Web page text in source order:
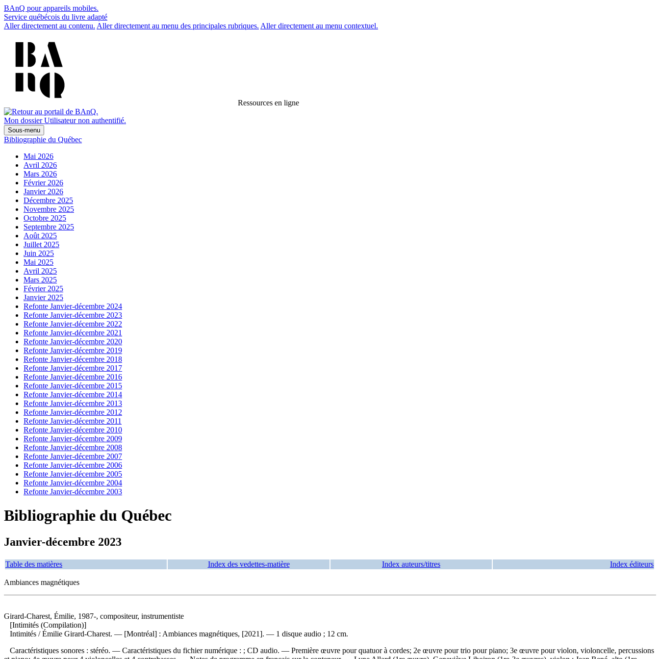
BAnQ pour appareils mobiles.
Service québécois du livre adapté
Aller directement au contenu. Aller directement au menu des principales rubriques. Aller directement au menu contextuel.
Ressources en ligne
Mon dossier Utilisateur non authentifié.
Sous-menu
Bibliographie du Québec
Mai 2026
Avril 2026
Mars 2026
Février 2026
Janvier 2026
Décembre 2025
Novembre 2025
Octobre 2025
Septembre 2025
Août 2025
Juillet 2025
Juin 2025
Mai 2025
Avril 2025
Mars 2025
Février 2025
Janvier 2025
Refonte Janvier-décembre 2024
Refonte Janvier-décembre 2023
Refonte Janvier-décembre 2022
Refonte Janvier-décembre 2021
Refonte Janvier-décembre 2020
Refonte Janvier-décembre 2019
Refonte Janvier-décembre 2018
Refonte Janvier-décembre 2017
Refonte Janvier-décembre 2016
Refonte Janvier-décembre 2015
Refonte Janvier-décembre 2014
Refonte Janvier-décembre 2013
Refonte Janvier-décembre 2012
Refonte Janvier-décembre 2011
Refonte Janvier-décembre 2010
Refonte Janvier-décembre 2009
Refonte Janvier-décembre 2008
Refonte Janvier-décembre 2007
Refonte Janvier-décembre 2006
Refonte Janvier-décembre 2005
Refonte Janvier-décembre 2004
Refonte Janvier-décembre 2003
Bibliographie du Québec
Janvier-décembre 2023
Table des matières Index des vedettes-matière Index auteurs/titres Index éditeurs
Ambiances magnétiques
Girard-Charest, Émilie, 1987-, compositeur, instrumentiste
[Intimités (Compilation)]
Intimités / Émilie Girard-Charest. — [Montréal] : Ambiances magnétiques, [2021]. — 1 disque audio ; 12 cm.
Caractéristiques sonores : stéréo. — Caractéristiques du fichier numérique : ; CD audio. — Première œuvre pour quatuor à cordes; 2e œuvre pour trio pour piano; 3e œuvre pour violon, violoncelle, percussions